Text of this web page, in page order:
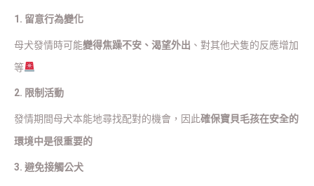
1. 留意行為變化
母犬發情時可能變得焦躁不安、渴望外出 、對其他犬隻的反應增加
等
2. 限制活動
發情期間母犬本能地尋找配對的機會，因此確保寶貝毛孩在安全的
環境中是很重要的
3. 避免接觸公犬